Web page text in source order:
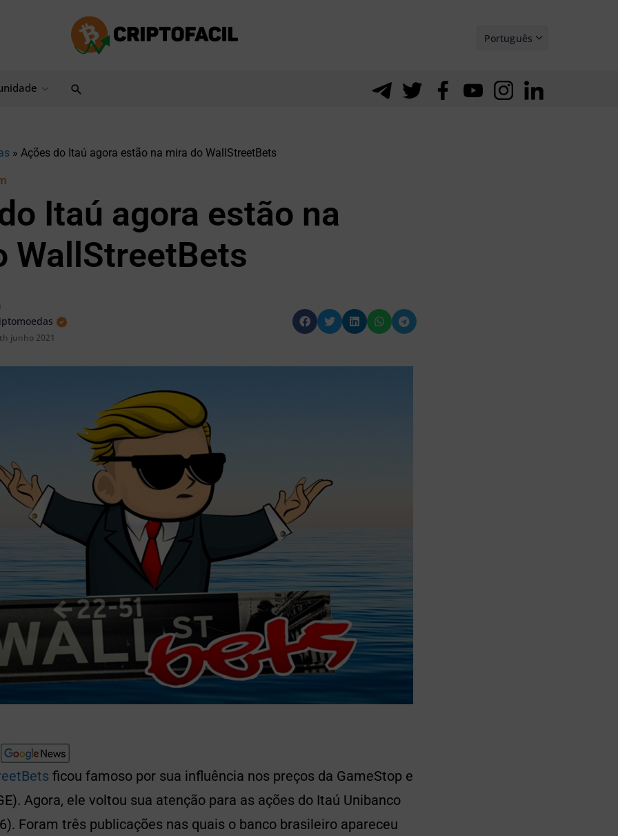
Português
Pesquisar
» Ações do Itaú agora estão na mira do WallStreetBets
Itaú agora estão na
WallStreetBets
junho 2021
ficou famoso por sua influência nos preços da GameStop e
Agora, ele voltou sua atenção para as ações do Itaú Unibanco
Foram três publicações nas quais o banco brasileiro apareceu